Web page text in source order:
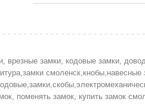
врезные замки, кодовые замки,
поменять замок, купить замок